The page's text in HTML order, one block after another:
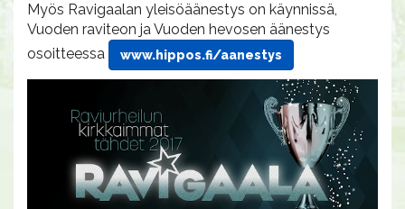
Myös Ravigaalan yleisöäänestys on käynnissä,
Vuoden raviteon ja Vuoden hevosen äänestys
osoitteessa
www.hippos.fi/aanestys